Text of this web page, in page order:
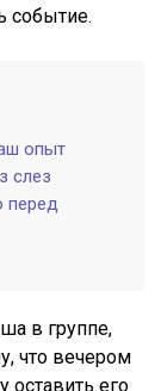
событие.
опыт
слез
перед
в группе,
что вечером
оставить его